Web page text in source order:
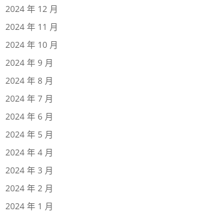
2024 年 12 月
2024 年 11 月
2024 年 10 月
2024 年 9 月
2024 年 8 月
2024 年 7 月
2024 年 6 月
2024 年 5 月
2024 年 4 月
2024 年 3 月
2024 年 2 月
2024 年 1 月